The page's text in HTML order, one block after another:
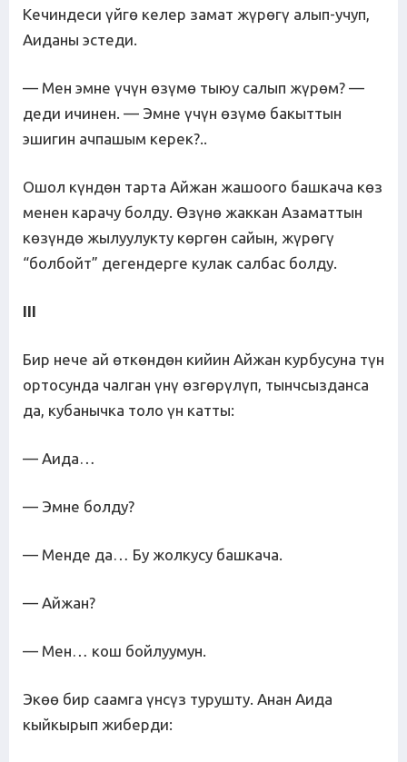
Кечиндеси үйгө келер замат жүрөгү алып-учуп,
Аиданы эстеди.
— Мен эмне үчүн өзүмө тыюу салып жүрөм? —
деди ичинен. — Эмне үчүн өзүмө бакыттын
эшигин ачпашым керек?..
Ошол күндөн тарта Айжан жашоого башкача көз
менен карачу болду. Өзүнө жаккан Азаматтын
көзүндө жылуулукту көргөн сайын, жүрөгү
“болбойт” дегендерге кулак салбас болду.
III
Бир нече ай өткөндөн кийин Айжан курбусуна түн
ортосунда чалган үнү өзгөрүлүп, тынчсызданса
да, кубанычка толо үн катты:
— Аида…
— Эмне болду?
— Менде да… Бу жолкусу башкача.
— Айжан?
— Мен… кош бойлуумун.
Экөө бир саамга үнсүз турушту. Анан Аида
кыйкырып жиберди: